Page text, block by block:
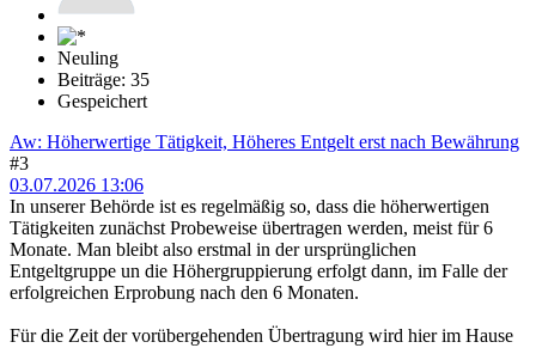
Neuling
Beiträge: 35
Gespeichert
Aw: Höherwertige Tätigkeit, Höheres Entgelt erst nach Bewährung
#3
03.07.2026 13:06
In unserer Behörde ist es regelmäßig so, dass die höherwertigen
Tätigkeiten zunächst Probeweise übertragen werden, meist für 6
Monate. Man bleibt also erstmal in der ursprünglichen
Entgeltgruppe un die Höhergruppierung erfolgt dann, im Falle der
erfolgreichen Erprobung nach den 6 Monaten.
Für die Zeit der vorübergehenden Übertragung wird hier im Hause